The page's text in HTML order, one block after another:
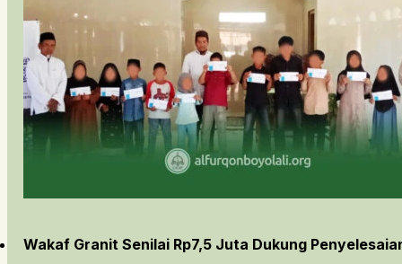
Wakaf Granit Senilai Rp7,5 Juta Dukung